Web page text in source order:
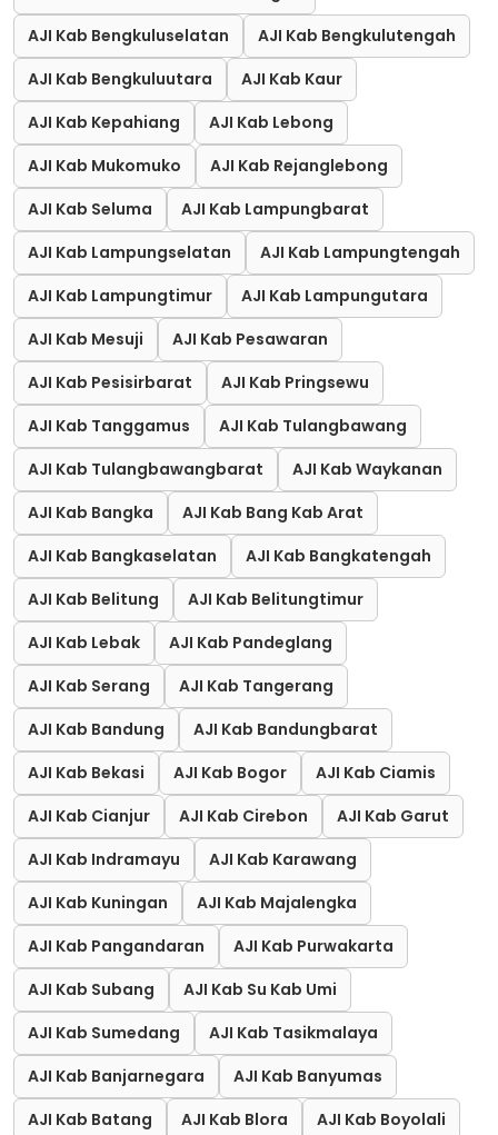
AJI Kab Bengkuluselatan
AJI Kab Bengkulutengah
AJI Kab Bengkuluutara
AJI Kab Kaur
AJI Kab Kepahiang
AJI Kab Lebong
AJI Kab Mukomuko
AJI Kab Rejanglebong
AJI Kab Seluma
AJI Kab Lampungbarat
AJI Kab Lampungselatan
AJI Kab Lampungtengah
AJI Kab Lampungtimur
AJI Kab Lampungutara
AJI Kab Mesuji
AJI Kab Pesawaran
AJI Kab Pesisirbarat
AJI Kab Pringsewu
AJI Kab Tanggamus
AJI Kab Tulangbawang
AJI Kab Tulangbawangbarat
AJI Kab Waykanan
AJI Kab Bangka
AJI Kab Bang Kab Arat
AJI Kab Bangkaselatan
AJI Kab Bangkatengah
AJI Kab Belitung
AJI Kab Belitungtimur
AJI Kab Lebak
AJI Kab Pandeglang
AJI Kab Serang
AJI Kab Tangerang
AJI Kab Bandung
AJI Kab Bandungbarat
AJI Kab Bekasi
AJI Kab Bogor
AJI Kab Ciamis
AJI Kab Cianjur
AJI Kab Cirebon
AJI Kab Garut
AJI Kab Indramayu
AJI Kab Karawang
AJI Kab Kuningan
AJI Kab Majalengka
AJI Kab Pangandaran
AJI Kab Purwakarta
AJI Kab Subang
AJI Kab Su Kab Umi
AJI Kab Sumedang
AJI Kab Tasikmalaya
AJI Kab Banjarnegara
AJI Kab Banyumas
AJI Kab Batang
AJI Kab Blora
AJI Kab Boyolali